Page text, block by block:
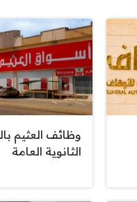
وظائف العثيم
الثانوية العامة